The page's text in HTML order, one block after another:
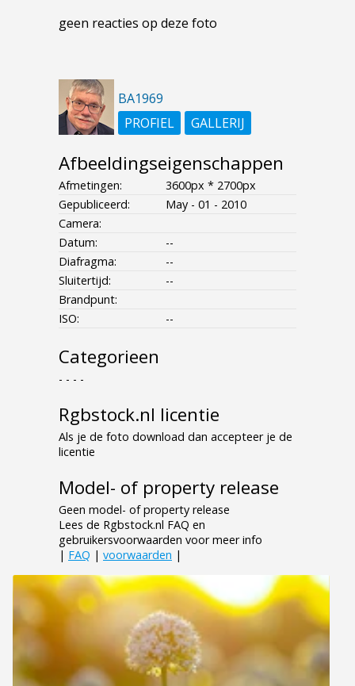
geen reacties op deze foto
BA1969
PROFIEL
GALLERIJ
Afbeeldingseigenschappen
Afmetingen:
3600px * 2700px
Gepubliceerd:
May - 01 - 2010
Camera:
Datum:
--
Diafragma:
--
Sluitertijd:
--
Brandpunt:
ISO:
--
Categorieen
- - - -
Rgbstock.nl licentie
Als je de foto download dan accepteer je de
licentie
Model- of property release
Geen model- of property release
Lees de Rgbstock.nl FAQ en
gebruikersvoorwaarden voor meer info
| FAQ | voorwaarden |